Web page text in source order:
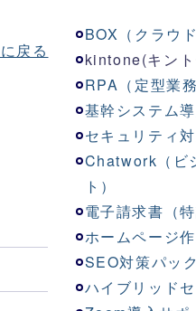
戻る
BOX（クラウ
kintone(キン
RPA（定型業
基幹システム
セキュリティ
Chatwork（ビ
ト）
電子請求書（特
ホームページ
SEO対策パック
ハイブリッド